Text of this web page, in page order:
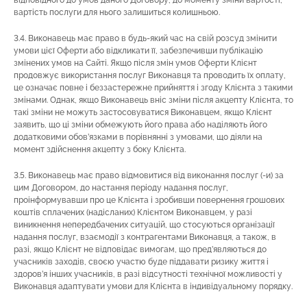
вартість послуги для нього залишиться колишньою.
3.4. Виконавець має право в будь-який час на свій розсуд змінити
умови цієї Оферти або відкликати її, забезпечивши публікацію
змінених умов на Сайті. Якщо після змін умов Оферти Клієнт
продовжує використання послуг Виконавця та проводить їх оплату,
це означає повне і беззастережне прийняття і згоду Клієнта з такими
змінами. Однак, якщо Виконавець вніс зміни після акцепту Клієнта, то
такі зміни не можуть застосовуватися Виконавцем, якщо Клієнт
заявить, що ці зміни обмежують його права або наділяють його
додатковими обов’язками в порівнянні з умовами, що діяли на
момент здійснення акцепту з боку Клієнта.
3.5. Виконавець має право відмовитися від виконання послуг (-и) за
цим Договором, до настання періоду надання послуг,
проінформувавши про це Клієнта і зробивши повернення грошових
коштів сплачених (надісланих) Клієнтом Виконавцем, у разі
виникнення непередбачених ситуацій, що стосуються організації
надання послуг, взаємодії з контрагентами Виконавця, а також, в
разі, якщо Клієнт не відповідає вимогам, що пред’являються до
учасників заходів, своєю участю буде піддавати ризику життя і
здоров’я інших учасників, в разі відсутності технічної можливості у
Виконавця адаптувати умови для Клієнта в індивідуальному порядку.